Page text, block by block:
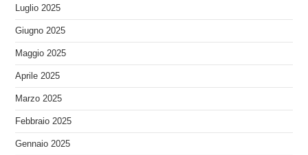
Luglio 2025
Giugno 2025
Maggio 2025
Aprile 2025
Marzo 2025
Febbraio 2025
Gennaio 2025